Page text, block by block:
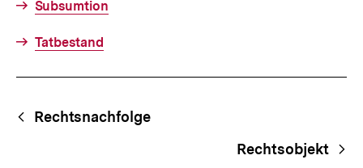
Subsumtion
Tatbestand
Begriffsnavigation
Content-
Navigation
Rechtsnachfolge
Rechtsobjekt